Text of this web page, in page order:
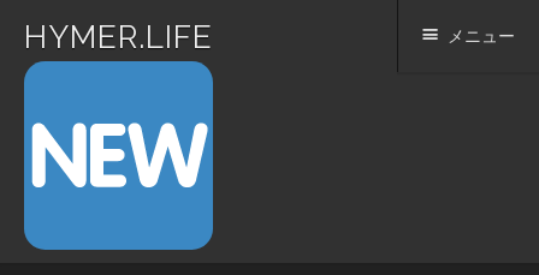
HYMER.LIFE メニュー